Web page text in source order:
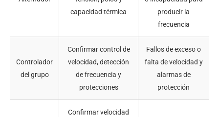
capacidad térmica
producir la
frecuencia
Controlador
del grupo
Confirmar control de
velocidad, detección
de frecuencia y
protecciones
Fallos de exceso o
falta de velocidad y
alarmas de
protección
Confirmar velocidad